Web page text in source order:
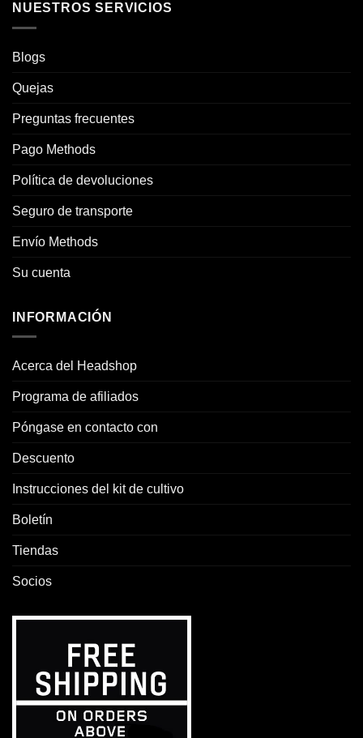
NUESTROS SERVICIOS
Blogs
Quejas
Preguntas frecuentes
Pago Methods
Política de devoluciones
Seguro de transporte
Envío Methods
Su cuenta
INFORMACIÓN
Acerca del Headshop
Programa de afiliados
Póngase en contacto con
Descuento
Instrucciones del kit de cultivo
Boletín
Tiendas
Socios